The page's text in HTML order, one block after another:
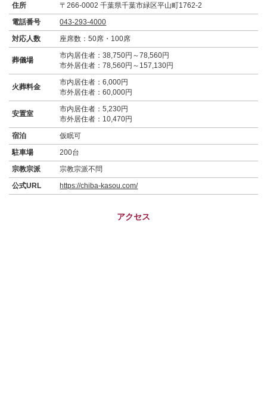
住所
〒266-0002 千葉県千葉市緑区平山町1762-2
電話番号
043-293-4000
対応人数
座席数：50席・100席
葬儀場
市内居住者：38,750円～78,560円
市外居住者：78,560円～157,130円
火葬料金
市内居住者：6,000円
市外居住者：60,000円
安置室
市内居住者：5,230円
市外居住者：10,470円
宿泊
仮眠可
駐車場
200台
宗教宗派
宗教宗派不問
公式URL
https://chiba-kasou.com/
アクセス